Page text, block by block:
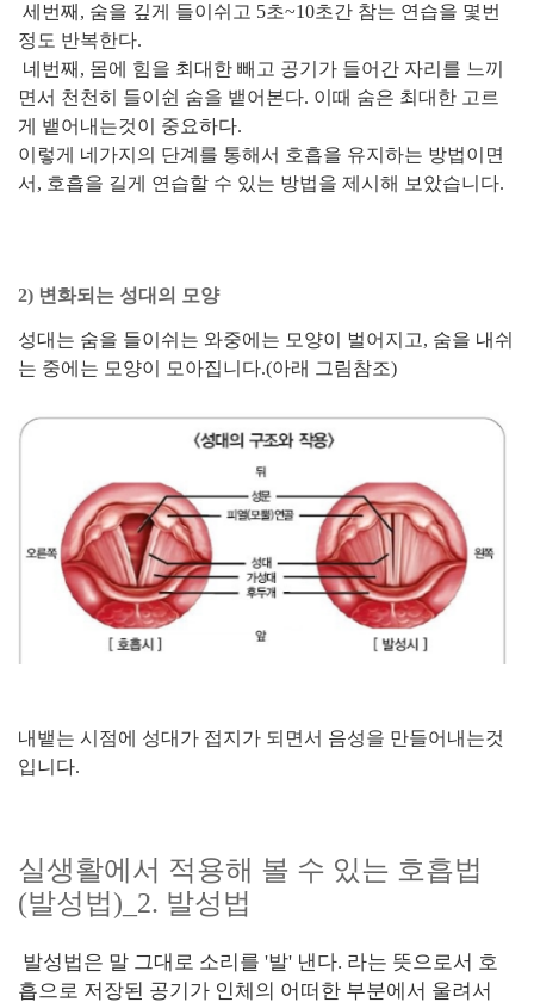
세번째, 숨을 깊게 들이쉬고 5초~10초간 참는 연습을 몇번
정도 반복한다.
네번째, 몸에 힘을 최대한 빼고 공기가 들어간 자리를 느끼
면서 천천히 들이쉰 숨을 뱉어본다. 이때 숨은 최대한 고르
게 뱉어내는것이 중요하다.
이렇게 네가지의 단계를 통해서 호흡을 유지하는 방법이면
서, 호흡을 길게 연습할 수 있는 방법을 제시해 보았습니다.
2) 변화되는 성대의 모양
성대는 숨을 들이쉬는 와중에는 모양이 벌어지고, 숨을 내쉬
는 중에는 모양이 모아집니다.(아래 그림참조)
내뱉는 시점에 성대가 접지가 되면서 음성을 만들어내는것
입니다.
실생활에서 적용해 볼 수 있는 호흡법
(발성법)_2. 발성법
발성법은 말 그대로 소리를 '발' 낸다. 라는 뜻으로서 호
흡으로 저장된 공기가 인체의 어떠한 부분에서 울려서